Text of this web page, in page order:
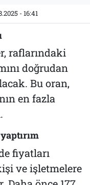
- 16:41
raflarındaki
doğrudan
Bu oran,
en fazla
fiyatları
ve işletmelere